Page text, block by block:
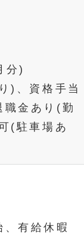
分)
)、資格手当
職金あり(勤
(駐車場あ
有給休暇